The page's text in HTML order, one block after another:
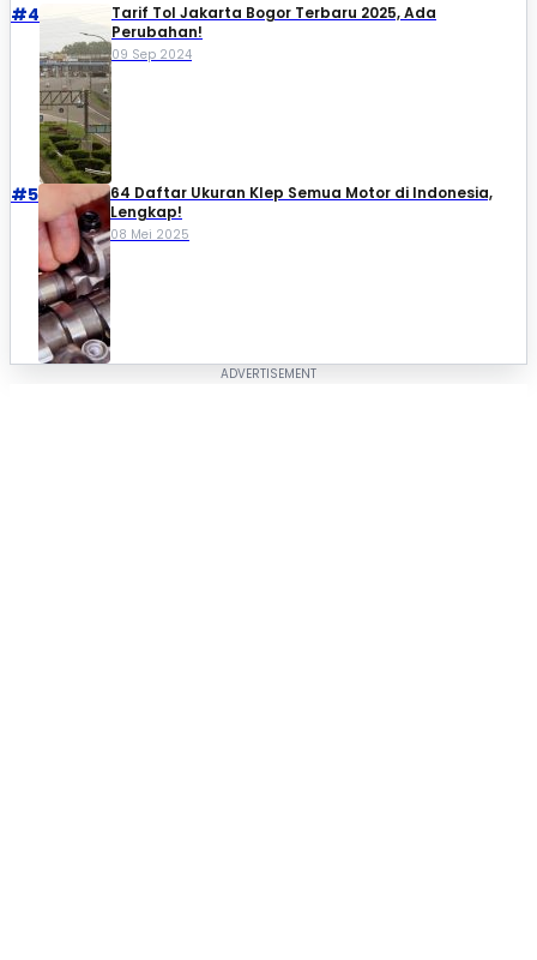
#4
Tarif Tol Jakarta Bogor Terbaru 2025, Ada
Perubahan!
09 Sep 2024
#5
64 Daftar Ukuran Klep Semua Motor di Indonesia,
Lengkap!
08 Mei 2025